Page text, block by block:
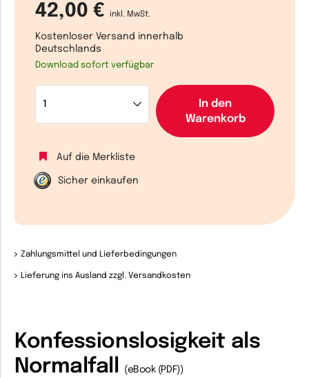
42,00 € inkl. MwSt.
Kostenloser Versand innerhalb
Deutschlands
Download sofort verfügbar
In den
Warenkorb
Auf die Merkliste
Sicher einkaufen
Zahlungsmittel und Lieferbedingungen
Lieferung ins Ausland zzgl. Versandkosten
Konfessionslosigkeit als
Normalfall
(eBook (PDF))